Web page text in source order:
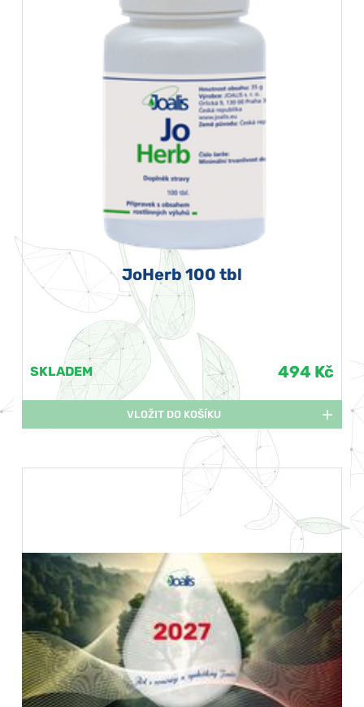
JoHerb 100 tbl
SKLADEM 494 Kč
VLOŽIT DO KOŠÍKU